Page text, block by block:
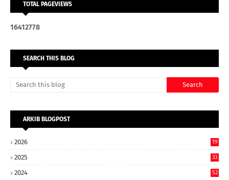
TOTAL PAGEVIEWS
16412778
SEARCH THIS BLOG
ARKIB BLOGPOST
2026 19
2025 33
2024 52